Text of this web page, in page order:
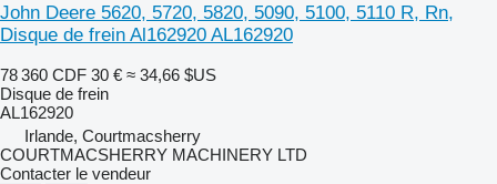
John Deere 5620, 5720, 5820, 5090, 5100, 5110 R, Rn,
Disque de frein Al162920 AL162920
78 360 CDF 30 € ≈ 34,66 $US
Disque de frein
AL162920
Irlande, Courtmacsherry
COURTMACSHERRY MACHINERY LTD
Contacter le vendeur